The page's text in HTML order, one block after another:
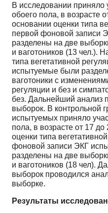
В исследовании приняло
обоего пола, в возрасте
основании оценки типа
первой фоновой записи
разделены на две
и ваготоников (13 чел.).
типа вегетативной
испытуемые были
ваготоники с
регуляции и без и
без. Дальнейший анализ
выборок. В контрольной
испытуемых приняло
пола, в возрасте от 17
оценки типа
фоновой записи ЭКГ
разделены на две
и ваготоников (18 чел).
выборок проводился
выборке.
Результаты